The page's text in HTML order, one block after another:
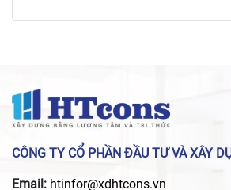
CÔNG TY CỔ PHẦN ĐẦU TƯ VÀ XÂY
Email: htinfor@xdhtcons.vn